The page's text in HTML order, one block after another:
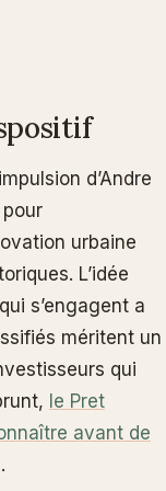
d’Andre
urbaine
L’idée
s’engagent a
méritent un
qui
le Pret
avant de